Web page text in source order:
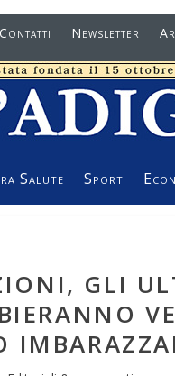
Contatti Newsletter
Salute Sport
GLI